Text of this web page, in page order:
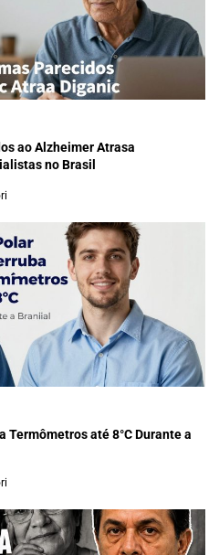
ao Alzheimer Atrasa
no Brasil
Termômetros até 8°C Durante a